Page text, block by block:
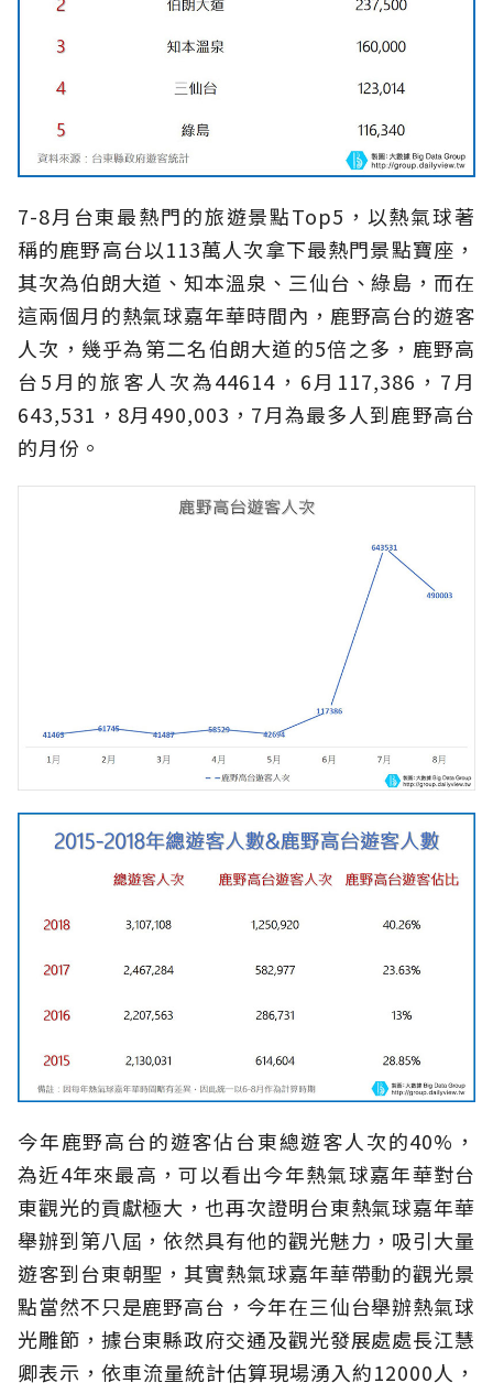
7-8月台東最熱門的旅遊景點Top5，以熱氣球著
稱的鹿野高台以113萬人次拿下最熱門景點寶座，
其次為伯朗大道、知本溫泉、三仙台、綠島，而在
這兩個月的熱氣球嘉年華時間內，鹿野高台的遊客
人次，幾乎為第二名伯朗大道的5倍之多，鹿野高
台5月的旅客人次為44614，6月117,386，7月
643,531，8月490,003，7月為最多人到鹿野高台
的月份。
今年鹿野高台的遊客佔台東總遊客人次的40%，
為近4年來最高，可以看出今年熱氣球嘉年華對台
東觀光的貢獻極大，也再次證明台東熱氣球嘉年華
舉辦到第八屆，依然具有他的觀光魅力，吸引大量
遊客到台東朝聖，其實熱氣球嘉年華帶動的觀光景
點當然不只是鹿野高台，今年在三仙台舉辦熱氣球
光雕節，據台東縣政府交通及觀光發展處處長江慧
卿表示，依車流量統計估算現場湧入約12000人，